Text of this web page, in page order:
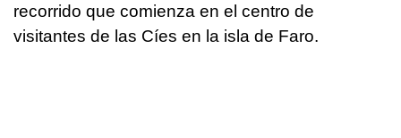
recorrido que comienza en el centro de
visitantes de las Cíes en la isla de Faro.